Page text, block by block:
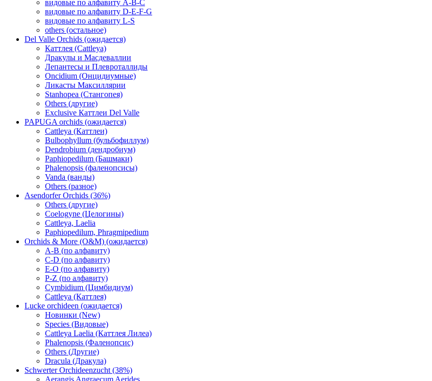
видовые по алфавиту A-B-C
видовые по алфавиту D-E-F-G
видовые по алфавиту L-S
others (остальное)
Del Valle Orchids (ожидается)
Каттлея (Cattleya)
Дракулы и Масдеваллии
Лепантесы и Плевроталлиды
Oncidium (Онцидиумные)
Ликасты Максиллярии
Stanhopea (Стангопея)
Others (другие)
Exclusive Каттлеи Del Valle
PAPUGA orchids (ожидается)
Cattleya (Каттлеи)
Bulbophyllum (бульбофиллум)
Dendrobium (дендробиум)
Paphiopedilum (Башмаки)
Phalenopsis (фаленопсисы)
Vanda (ванды)
Others (разное)
Asendorfer Orchids (36%)
Others (другие)
Coelogyne (Целогины)
Cattleya, Laelia
Paphiopedilum, Phragmipedium
Orchids & More (O&M) (ожидается)
A-B (по алфавиту)
C-D (по алфавиту)
E-O (по алфавиту)
P-Z (по алфавиту)
Cymbidium (Цимбидиум)
Cattleya (Каттлея)
Lucke orchideen (ожидается)
Новинки (New)
Species (Видовые)
Cattleya Laelia (Каттлея Лилеа)
Phalenopsis (Фаленопсис)
Others (Другие)
Dracula (Дракула)
Schwerter Orchideenzucht (38%)
Aerangis Angraecum Aerides